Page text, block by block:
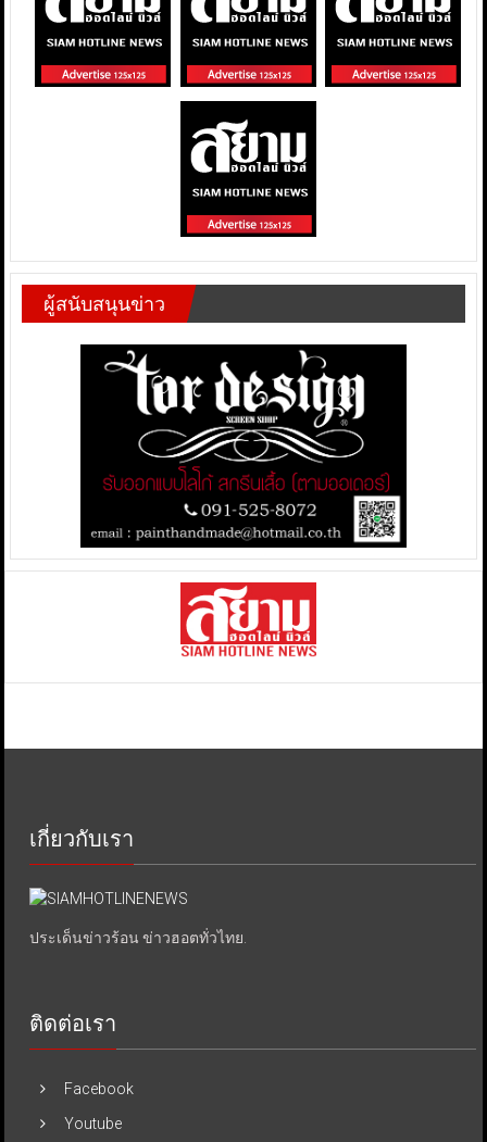
ผู้สนับสนุนข่าว
เกี่ยวกับเรา
ประเด็นข่าวร้อน ข่าวฮอตทั่วไทย.
ติดต่อเรา
Facebook
Youtube